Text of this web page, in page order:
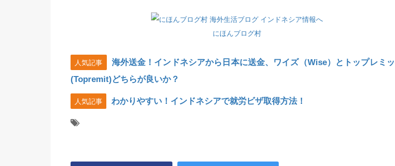
にほんブログ村
人気記事
海外送金！インドネシアから日本に送金、ワイズ（Wise）とトップレミ
(Topremit)どちらが良いか？
人気記事 わかりやすい！インドネシアで就労ビザ取得方法！